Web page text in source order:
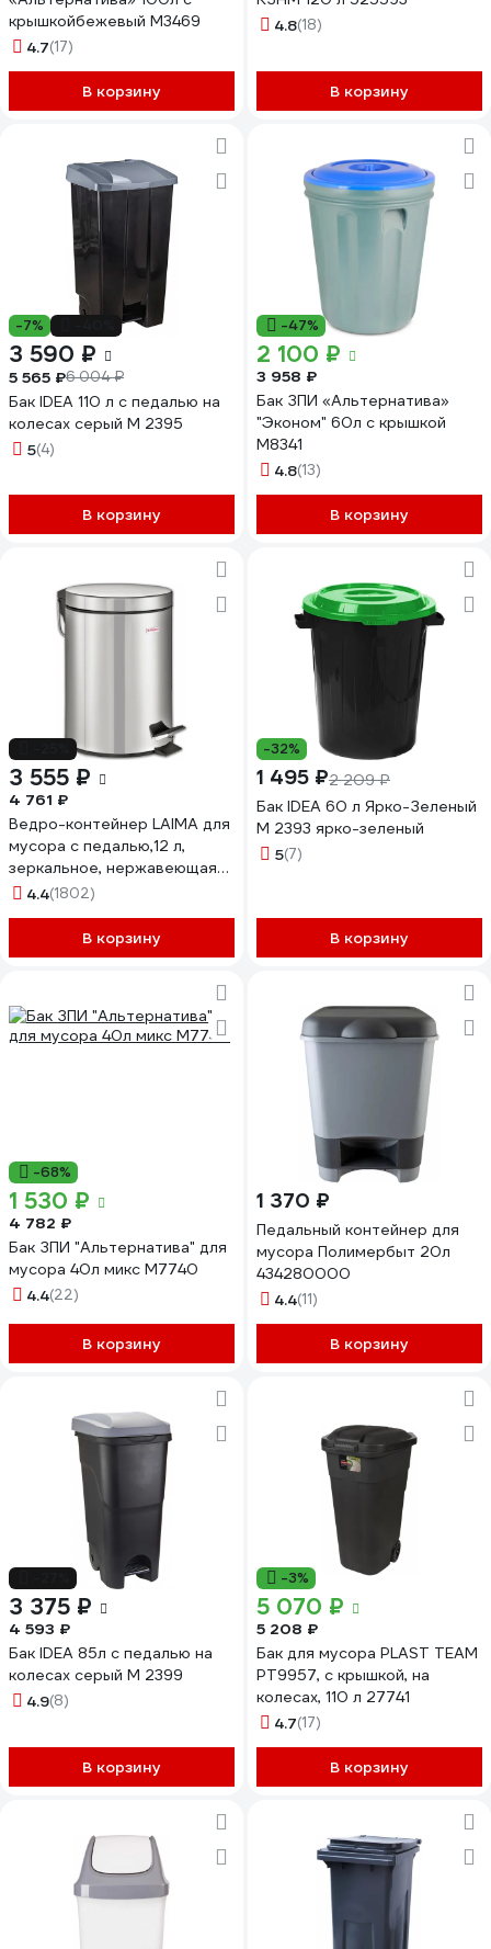
крышкойбежевый М3469
4.7(17)
В корзину
4.8(18)
В корзину
-7%
3 590 ₽
5 565 ₽6 004 ₽
Бак IDEA 110 л с педалью на
колесах серый М 2395
5(4)
В корзину
-47%
2 100 ₽
3 958 ₽
Бак ЗПИ «Альтернатива»
"Эконом" 60л с крышкой
М8341
4.8(13)
В корзину
3 555 ₽
4 761 ₽
Ведро-контейнер LAIMA для
мусора с педалью,12 л,
зеркальное, нержавеющая
сталь, , 232261
4.4(1802)
В корзину
-32%
1 495 ₽2 209 ₽
Бак IDEA 60 л Ярко-Зеленый
М 2393 ярко-зеленый
5(7)
В корзину
-68%
1 530 ₽
4 782 ₽
Бак ЗПИ "Альтернатива" для
мусора 40л микс М7740
4.4(22)
В корзину
1 370 ₽
Педальный контейнер для
мусора Полимербыт 20л
434280000
4.4(11)
В корзину
3 375 ₽
4 593 ₽
Бак IDEA 85л с педалью на
колесах серый М 2399
4.9(8)
В корзину
-3%
5 070 ₽
5 208 ₽
Бак для мусора PLAST TEAM
PT9957, с крышкой, на
колесах, 110 л 27741
4.7(17)
В корзину